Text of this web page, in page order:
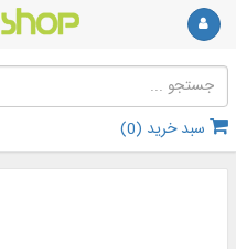
سبد خرید (0
)